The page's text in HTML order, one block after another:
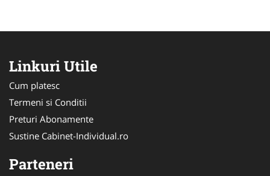
Linkuri Utile
Cum platesc
Termeni si Conditii
Preturi Abonamente
Sustine Cabinet-Individual.ro
Parteneri